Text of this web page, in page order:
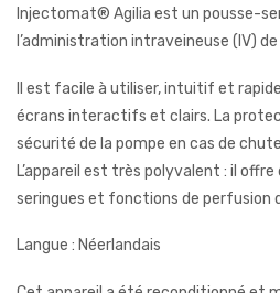
Injectomat® Agilia est un pousse-
l’administration intraveineuse (IV)
Il est facile à utiliser, intuitif et
écrans interactifs et clairs. La
sécurité de la pompe en cas de
L’appareil est très polyvalent : il
seringues et fonctions de perfusion
Langue : Néerlandais